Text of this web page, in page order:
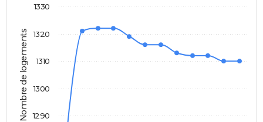
Nombre de logements 1290
1300
1310
1320
1330